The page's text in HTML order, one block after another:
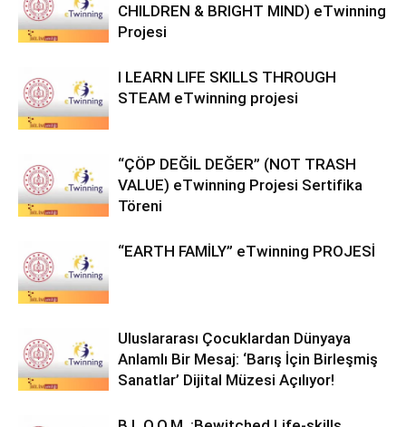
CHILDREN & BRIGHT MIND) eTwinning
Projesi
I LEARN LIFE SKILLS THROUGH
STEAM eTwinning projesi
“ÇÖP DEĞİL DEĞER” (NOT TRASH
VALUE) eTwinning Projesi Sertifika
Töreni
“EARTH FAMİLY” eTwinning PROJESİ
Uluslararası Çocuklardan Dünyaya
Anlamlı Bir Mesaj: ‘Barış İçin Birleşmiş
Sanatlar’ Dijital Müzesi Açılıyor!